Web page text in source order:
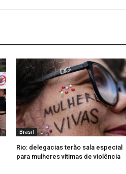
Brasil
Rio: delegacias terão sala especial
para mulheres vítimas de violência